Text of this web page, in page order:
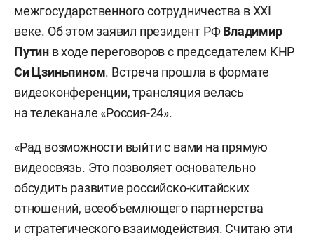
межгосударственного сотрудничества в XXI
веке. Об этом заявил президент РФВладимир
Путин в ходе переговоров с председателем КНР
Си Цзиньпином. Встреча прошла в формате
видеоконференции, трансляция велась
на телеканале «Россия-24».
«Рад возможности выйти с вами на прямую
видеосвязь. Это позволяет основательно
обсудить развитие российско-китайских
отношений, всеобъемлющего партнерства
и стратегического взаимодействия. Считаю эти